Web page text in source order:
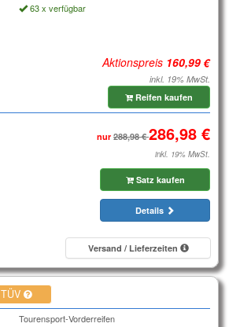
63 x verfügbar
Aktionspreis
inkl. 19% MwSt.
Reifen kaufen
nur
inkl. 19% MwSt.
Satz kaufen
Details
Versand / Lieferzeiten
TÜV
Tourensport-Vorderreifen